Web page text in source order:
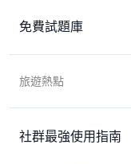
免費試題庫
旅遊熱點
社群最強使用指南